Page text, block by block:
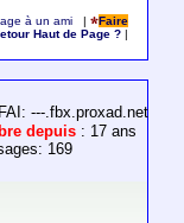
à un ami |
Faire
Haut de Page ?
---.fbx.proxad.net
depuis : 17 ans
169